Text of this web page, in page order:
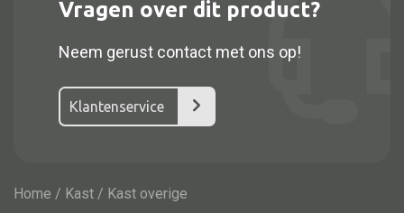
TV meubel
Vragen over dit product?
Neem gerust contact met ons op!
Klantenservice
Home / Kast / Kast overige